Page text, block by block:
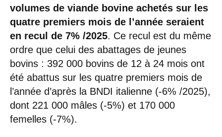
volumes de viande bovine achetés sur les
quatre premiers mois de l’année seraient
en recul de 7% /2025. Ce recul est du même
ordre que celui des abattages de jeunes
bovins : 392 000 bovins de 12 à 24 mois ont
été abattus sur les quatre premiers mois de
l’année d’après la BNDI italienne (-6% /2025),
dont 221 000 mâles (-5%) et 170 000
femelles (-7%).